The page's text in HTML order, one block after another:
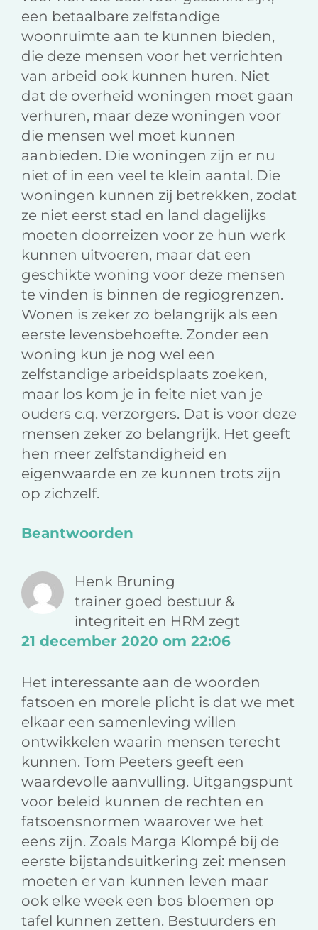
een betaalbare zelfstandige
woonruimte aan te kunnen bieden,
die deze mensen voor het verrichten
van arbeid ook kunnen huren. Niet
dat de overheid woningen moet gaan
verhuren, maar deze woningen voor
die mensen wel moet kunnen
aanbieden. Die woningen zijn er nu
niet of in een veel te klein aantal. Die
woningen kunnen zij betrekken, zodat
ze niet eerst stad en land dagelijks
moeten doorreizen voor ze hun werk
kunnen uitvoeren, maar dat een
geschikte woning voor deze mensen
te vinden is binnen de regiogrenzen.
Wonen is zeker zo belangrijk als een
eerste levensbehoefte. Zonder een
woning kun je nog wel een
zelfstandige arbeidsplaats zoeken,
maar los kom je in feite niet van je
ouders c.q. verzorgers. Dat is voor deze
mensen zeker zo belangrijk. Het geeft
hen meer zelfstandigheid en
eigenwaarde en ze kunnen trots zijn
op zichzelf.
Beantwoorden
Henk Bruning
trainer goed bestuur &
integriteit en HRM zegt
21 december 2020 om 22:06
Het interessante aan de woorden
fatsoen en morele plicht is dat we met
elkaar een samenleving willen
ontwikkelen waarin mensen terecht
kunnen. Tom Peeters geeft een
waardevolle aanvulling. Uitgangspunt
voor beleid kunnen de rechten en
fatsoensnormen waarover we het
eens zijn. Zoals Marga Klompé bij de
eerste bijstandsuitkering zei: mensen
moeten er van kunnen leven maar
ook elke week een bos bloemen op
tafel kunnen zetten. Bestuurders en